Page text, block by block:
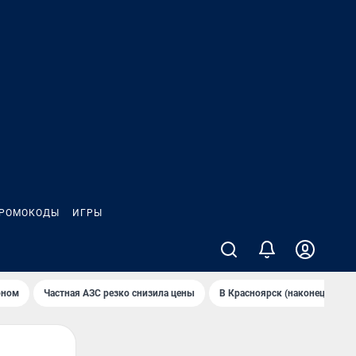
ИГРЫ
Частная АЗС резко снизила цены В Крaсноярск (нaконец-то)